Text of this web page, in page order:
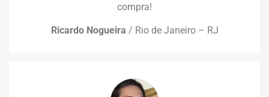
compra!
Ricardo Nogueira / Rio de Janeiro – RJ